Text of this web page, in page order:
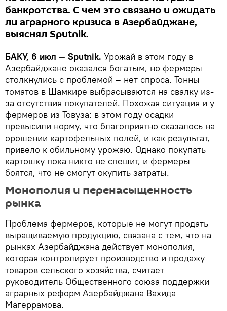
банкротства. С чем это связано и ожидать
ли аграрного кризиса в Азербайджане,
выяснял Sputnik.
БАКУ, 6 июл — Sputnik. Урожай в этом году в
Азербайджане оказался богатым, но фермеры
столкнулись с проблемой – нет спроса. Тонны
томатов в Шамкире выбрасываются на свалку из-
за отсутствия покупателей. Похожая ситуация и у
фермеров из Товуза: в этом году осадки
превысили норму, что благоприятно сказалось на
орошении картофельных полей, и как результат,
привело к обильному урожаю. Однако покупать
картошку пока никто не спешит, и фермеры
боятся, что не смогут окупить затраты.
Монополия и перенасыщенность
рынка
Проблема фермеров, которые не могут продать
выращиваемую продукцию, связана с тем, что на
рынках Азербайджана действует монополия,
которая контролирует производство и продажу
товаров сельского хозяйства, считает
руководитель Общественного союза поддержки
аграрных реформ Азербайджана Вахида
Магеррамова.